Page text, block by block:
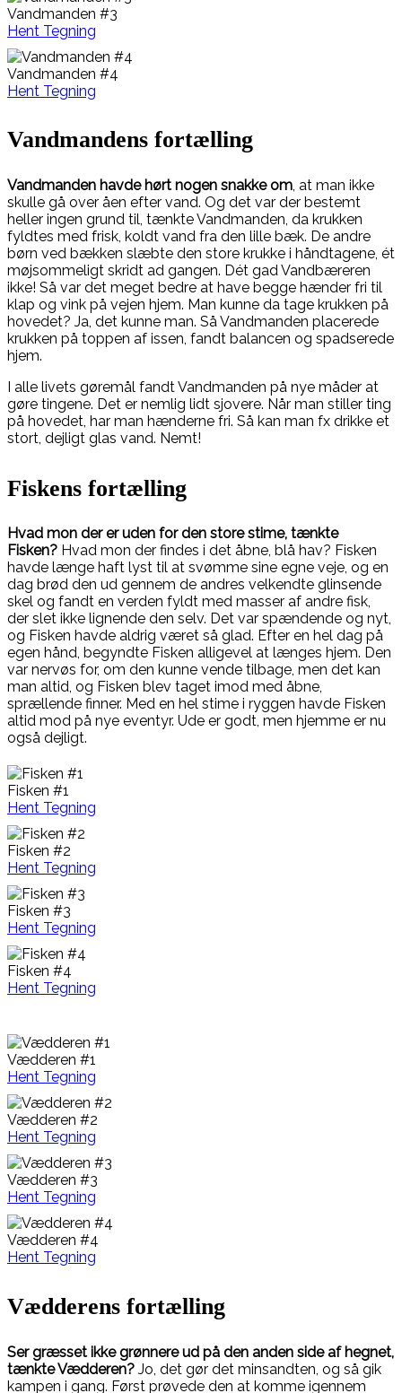
Vandmanden #3
Hent Tegning
Vandmanden #4
Hent Tegning
Vandmandens fortælling
Vandmanden havde hørt nogen snakke om , at man ikke
skulle gå over åen efter vand. Og det var der bestemt
heller ingen grund til, tænkte Vandmanden, da krukken
fyldtes med frisk, koldt vand fra den lille bæk. De andre
børn ved bækken slæbte den store krukke i håndtagene, ét
møjsommeligt skridt ad gangen. Dét gad Vandbæreren
ikke! Så var det meget bedre at have begge hænder fri til
klap og vink på vejen hjem. Man kunne da tage krukken på
hovedet? Ja, det kunne man. Så Vandmanden placerede
krukken på toppen af issen, fandt balancen og spadserede
hjem.
I alle livets gøremål fandt Vandmanden på nye måder at
gøre tingene. Det er nemlig lidt sjovere. Når man stiller ting
på hovedet, har man hænderne fri. Så kan man fx drikke et
stort, dejligt glas vand. Nemt!
Fiskens fortælling
Hvad mon der er uden for den store stime, tænkte
Fisken? Hvad mon der findes i det åbne, blå hav? Fisken
havde længe haft lyst til at svømme sine egne veje, og en
dag brød den ud gennem de andres velkendte glinsende
skel og fandt en verden fyldt med masser af andre fisk,
der slet ikke lignende den selv. Det var spændende og nyt,
og Fisken havde aldrig været så glad. Efter en hel dag på
egen hånd, begyndte Fisken alligevel at længes hjem. Den
var nervøs for, om den kunne vende tilbage, men det kan
man altid, og Fisken blev taget imod med åbne,
sprællende finner. Med en hel stime i ryggen havde Fisken
altid mod på nye eventyr. Ude er godt, men hjemme er nu
også dejligt.
Fisken #1
Hent Tegning
Fisken #2
Hent Tegning
Fisken #3
Hent Tegning
Fisken #4
Hent Tegning
Vædderen #1
Hent Tegning
Vædderen #2
Hent Tegning
Vædderen #3
Hent Tegning
Vædderen #4
Hent Tegning
Vædderens fortælling
Ser græsset ikke grønnere ud på den anden side af hegnet,
tænkte Vædderen? Jo, det gør det minsandten, og så gik
kampen i gang. Først prøvede den at komme igennem